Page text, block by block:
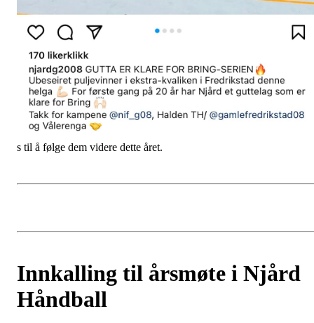
s til å følge dem videre dette året.
Innkalling til årsmøte i Njård
Håndball